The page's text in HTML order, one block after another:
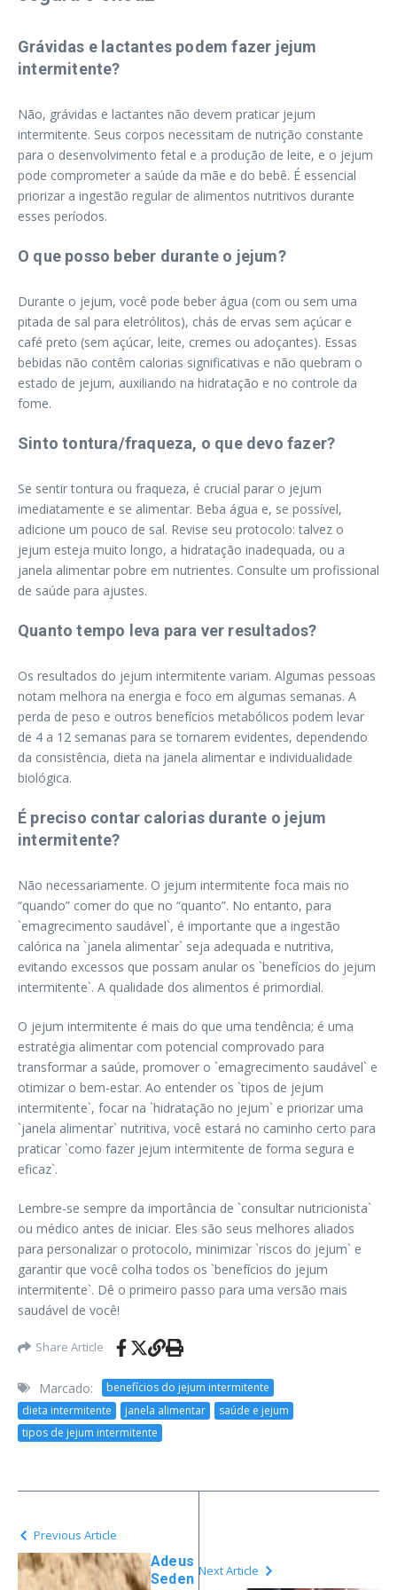
Grávidas e lactantes podem fazer jejum
intermitente?
Não, grávidas e lactantes não devem praticar jejum
intermitente. Seus corpos necessitam de nutrição constante
para o desenvolvimento fetal e a produção de leite, e o jejum
pode comprometer a saúde da mãe e do bebê. É essencial
priorizar a ingestão regular de alimentos nutritivos durante
esses períodos.
O que posso beber durante o jejum?
Durante o jejum, você pode beber água (com ou sem uma
pitada de sal para eletrólitos), chás de ervas sem açúcar e
café preto (sem açúcar, leite, cremes ou adoçantes). Essas
bebidas não contêm calorias significativas e não quebram o
estado de jejum, auxiliando na hidratação e no controle da
fome.
Sinto tontura/fraqueza, o que devo fazer?
Se sentir tontura ou fraqueza, é crucial parar o jejum
imediatamente e se alimentar. Beba água e, se possível,
adicione um pouco de sal. Revise seu protocolo: talvez o
jejum esteja muito longo, a hidratação inadequada, ou a
janela alimentar pobre em nutrientes. Consulte um profissional
de saúde para ajustes.
Quanto tempo leva para ver resultados?
Os resultados do jejum intermitente variam. Algumas pessoas
notam melhora na energia e foco em algumas semanas. A
perda de peso e outros benefícios metabólicos podem levar
de 4 a 12 semanas para se tornarem evidentes, dependendo
da consistência, dieta na janela alimentar e individualidade
biológica.
É preciso contar calorias durante o jejum
intermitente?
Não necessariamente. O jejum intermitente foca mais no
“quando” comer do que no “quanto”. No entanto, para
`emagrecimento saudável`, é importante que a ingestão
calórica na `janela alimentar` seja adequada e nutritiva,
evitando excessos que possam anular os `benefícios do jejum
intermitente`. A qualidade dos alimentos é primordial.
O jejum intermitente é mais do que uma tendência; é uma
estratégia alimentar com potencial comprovado para
transformar a saúde, promover o `emagrecimento saudável` e
otimizar o bem-estar. Ao entender os `tipos de jejum
intermitente`, focar na `hidratação no jejum` e priorizar uma
`janela alimentar` nutritiva, você estará no caminho certo para
praticar `como fazer jejum intermitente de forma segura e
eficaz`.
Lembre-se sempre da importância de `consultar nutricionista`
ou médico antes de iniciar. Eles são seus melhores aliados
para personalizar o protocolo, minimizar `riscos do jejum` e
garantir que você colha todos os `benefícios do jejum
intermitente`. Dê o primeiro passo para uma versão mais
saudável de você!
Share Article
Marcado:
benefícios do jejum intermitente
dieta intermitente
janela alimentar
saúde e jejum
tipos de jejum intermitente
Previous Article
Adeus
Seden Next Article